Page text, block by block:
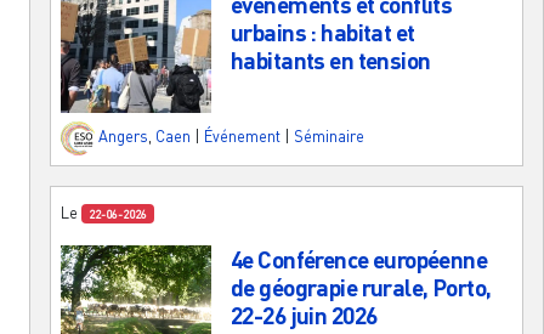
urbains : habitat et
habitants en tension
Angers Caen Événement Séminaire
Le 22-06-2026
4e Conférence européenne
de géograpie rurale, Porto,
22-26 juin 2026